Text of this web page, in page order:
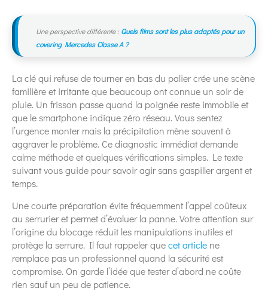
Une perspective différente : Quels films sont les plus adaptés pour un
covering Mercedes Classe A ?
La clé qui refuse de tourner en bas du palier crée une scène
familière et irritante que beaucoup ont connue un soir de
pluie. Un frisson passe quand la poignée reste immobile et
que le smartphone indique zéro réseau. Vous sentez
l’urgence monter mais la précipitation mène souvent à
aggraver le problème. Ce diagnostic immédiat demande
calme méthode et quelques vérifications simples. Le texte
suivant vous guide pour savoir agir sans gaspiller argent et
temps.
Une courte préparation évite fréquemment l’appel coûteux
au serrurier et permet d’évaluer la panne. Votre attention sur
l’origine du blocage réduit les manipulations inutiles et
protège la serrure. Il faut rappeler quecet article ne
remplace pas un professionnel quand la sécurité est
compromise. On garde l’idée que tester d’abord ne coûte
rien sauf un peu de patience.